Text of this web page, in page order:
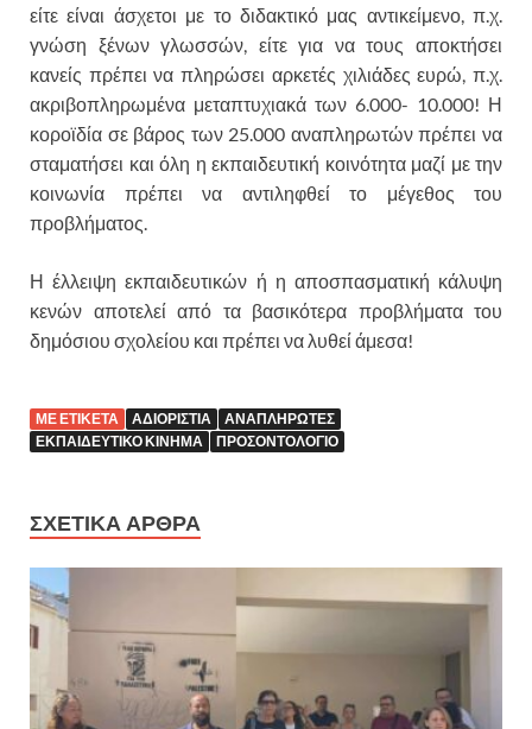
είτε είναι άσχετοι με το διδακτικό μας αντικείμενο, π.χ.
γνώση ξένων γλωσσών, είτε για να τους αποκτήσει
κανείς πρέπει να πληρώσει αρκετές χιλιάδες ευρώ, π.χ.
ακριβοπληρωμένα μεταπτυχιακά των 6.000- 10.000! Η
κοροϊδία σε βάρος των 25.000 αναπληρωτών πρέπει να
σταματήσει και όλη η εκπαιδευτική κοινότητα μαζί με την
κοινωνία πρέπει να αντιληφθεί το μέγεθος του
προβλήματος.
Η έλλειψη εκπαιδευτικών ή η αποσπασματική κάλυψη
κενών αποτελεί από τα βασικότερα προβλήματα του
δημόσιου σχολείου και πρέπει να λυθεί άμεσα!
ΜΕ ΕΤΙΚΕΤΑ ΑΔΙΟΡΙΣΤΙΑ
ΑΝΑΠΛΗΡΩΤΕΣ
ΕΚΠΑΙΔΕΥΤΙΚΟ ΚΙΝΗΜΑ
ΠΡΟΣΟΝΤΟΛΟΓΙΟ
ΣΧΕΤΙΚΑ ΑΡΘΡΑ